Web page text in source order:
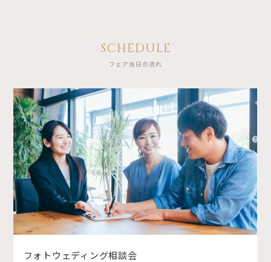
SCHEDULE
フェア当日の流れ
フォトウェディング相談会